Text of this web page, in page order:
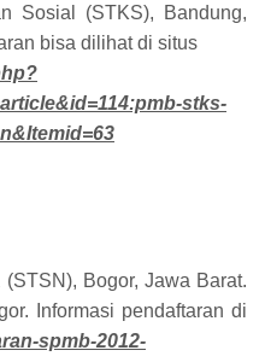
Sosial (STKS), Bandung,
bisa dilihat di situs
stks-
Bogor, Jawa Barat.
Informasi pendaftaran di
spmb-2012-